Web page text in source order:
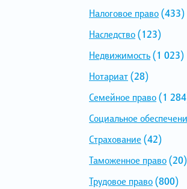
Налоговое право(433)
Наследство(123)
Недвижимость(1 023)
Нотариат(28)
Семейное право(1
Социальное
Страхование (42)
Таможенное право(20)
Трудовое право(800)